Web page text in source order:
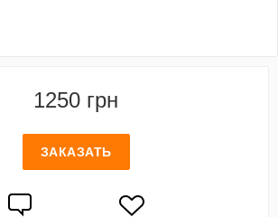
1250 грн
ЗАКАЗАТЬ